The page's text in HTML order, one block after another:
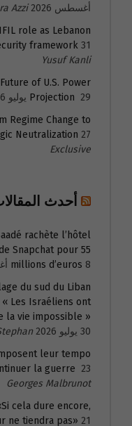
أغسطس 2026
Azzi
role as Lebanon
framework 31 يوليو 2026
Yusuf Kanli
of U.S. Power
Projection 29 يوليو 2026
Regime Change to
Neutralization 27 يوليو 2026
Exclusive
أحدث
rachète l’hôtel
Snapchat pour 55
millions d’euros 8 أغسطس 2026
du sud du Liban
Les Israéliens ont
la vie impossible »
30 يوليو 2026
leur tempo
la guerre 23 يوليو 2026
Georges Malbrunot
cela dure encore,
ne tiendra pas» 21 يوليو 2026